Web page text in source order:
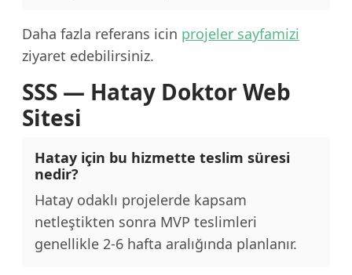
Daha fazla referans icin projeler sayfamizi
ziyaret edebilirsiniz.
SSS — Hatay Doktor Web
Sitesi
Hatay için bu hizmette teslim süresi
nedir?
Hatay odaklı projelerde kapsam
netleştikten sonra MVP teslimleri
genellikle 2-6 hafta aralığında planlanır.